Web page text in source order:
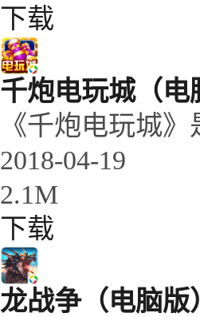
下载
千炮电玩城（电
《千炮电玩城
2018-04-19
2.1M
下载
龙战争（电脑版